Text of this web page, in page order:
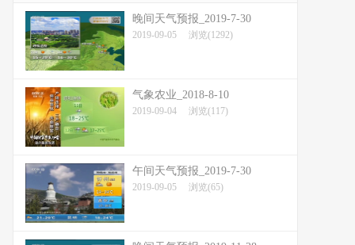
晚间天气预报_2019-7-30
2019-09-05 浏览(1292)
气象农业_2018-8-10
2019-09-04 浏览(117)
午间天气预报_2019-7-30
2019-09-05 浏览(65)